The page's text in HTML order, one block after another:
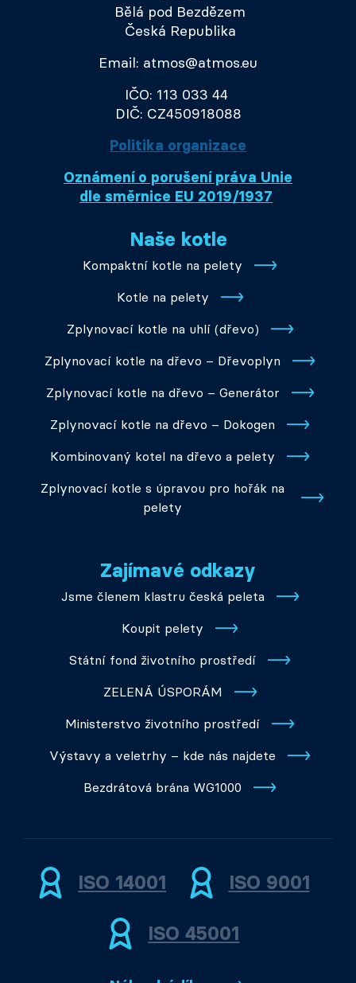
Bělá pod Bezdězem
Česká Republika
Email: atmos@atmos.eu
IČO: 113 033 44
DIČ: CZ450918088
Politika organizace
Oznámení o porušení práva Unie
dle směrnice EU 2019/1937
Naše kotle
Kompaktní kotle na pelety
Kotle na pelety
Zplynovací kotle na uhlí (dřevo)
Zplynovací kotle na dřevo – Dřevoplyn
Zplynovací kotle na dřevo – Generátor
Zplynovací kotle na dřevo – Dokogen
Kombinovaný kotel na dřevo a pelety
Zplynovací kotle s úpravou pro hořák na
pelety
Zajímavé odkazy
Jsme členem klastru česká peleta
Koupit pelety
Státní fond životního prostředí
ZELENÁ ÚSPORÁM
Ministerstvo životního prostředí
Výstavy a veletrhy – kde nás najdete
Bezdrátová brána WG1000
ISO 14001 ISO 9001
ISO 45001